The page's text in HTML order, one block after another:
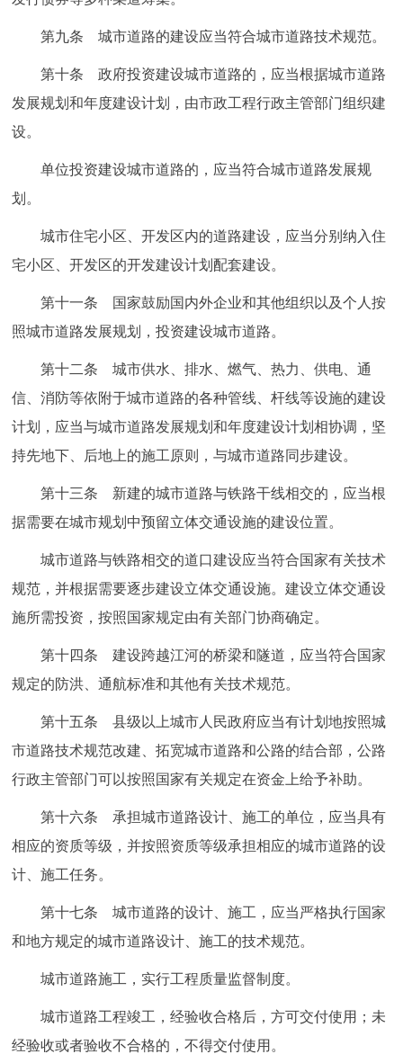
第九条 城市道路的建设应当符合城市道路技术规范。
第十条 政府投资建设城市道路的，应当根据城市道路
发展规划和年度建设计划，由市政工程行政主管部门组织建
设。
单位投资建设城市道路的，应当符合城市道路发展规
划。
城市住宅小区、开发区内的道路建设，应当分别纳入住
宅小区、开发区的开发建设计划配套建设。
第十一条 国家鼓励国内外企业和其他组织以及个人按
照城市道路发展规划，投资建设城市道路。
第十二条 城市供水、排水、燃气、热力、供电、通
信、消防等依附于城市道路的各种管线、杆线等设施的建设
计划，应当与城市道路发展规划和年度建设计划相协调，坚
持先地下、后地上的施工原则，与城市道路同步建设。
第十三条 新建的城市道路与铁路干线相交的，应当根
据需要在城市规划中预留立体交通设施的建设位置。
城市道路与铁路相交的道口建设应当符合国家有关技术
规范，并根据需要逐步建设立体交通设施。建设立体交通设
施所需投资，按照国家规定由有关部门协商确定。
第十四条 建设跨越江河的桥梁和隧道，应当符合国家
规定的防洪、通航标准和其他有关技术规范。
第十五条 县级以上城市人民政府应当有计划地按照城
市道路技术规范改建、拓宽城市道路和公路的结合部，公路
行政主管部门可以按照国家有关规定在资金上给予补助。
第十六条 承担城市道路设计、施工的单位，应当具有
相应的资质等级，并按照资质等级承担相应的城市道路的设
计、施工任务。
第十七条 城市道路的设计、施工，应当严格执行国家
和地方规定的城市道路设计、施工的技术规范。
城市道路施工，实行工程质量监督制度。
城市道路工程竣工，经验收合格后，方可交付使用；未
经验收或者验收不合格的，不得交付使用。